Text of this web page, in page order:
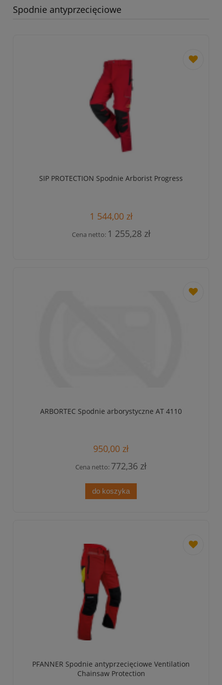
Spodnie antyprzecięciowe
dodaj
SIP PROTECTION Spodnie Arborist Progress
1 544,00 zł
Cena netto: 1 255,28 zł
dodaj
ARBORTEC Spodnie arborystyczne AT 4110
950,00 zł
Cena netto: 772,36 zł
do koszyka
dodaj
PFANNER Spodnie antyprzecięciowe Ventilation
Chainsaw Protection